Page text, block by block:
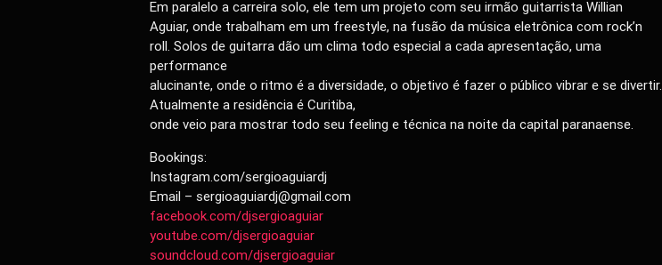
Em paralelo a carreira solo, ele tem um projeto com seu irmão guitarrista Willian
Aguiar, onde trabalham em um freestyle, na fusão da música eletrônica com rock’n
roll. Solos de guitarra dão um clima todo especial a cada apresentação, uma
performance
alucinante, onde o ritmo é a diversidade, o objetivo é fazer o público vibrar e se divertir.
Atualmente a residência é Curitiba,
onde veio para mostrar todo seu feeling e técnica na noite da capital paranaense.
Bookings:
Instagram.com/sergioaguiardj
Email – sergioaguiardj@gmail.com
facebook.com/djsergioaguiar
youtube.com/djsergioaguiar
soundcloud.com/djsergioaguiar